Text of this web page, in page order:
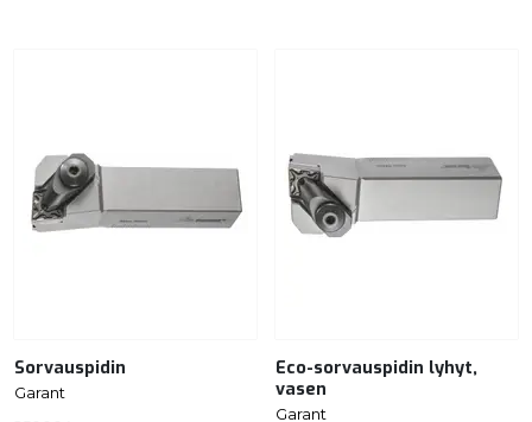
Sorvauspidin
Garant
Eco-sorvauspidin lyhyt,
vasen
Garant